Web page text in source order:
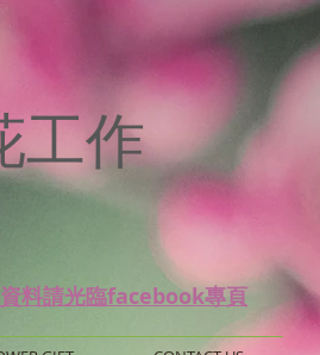
工作
料請光臨facebook專頁